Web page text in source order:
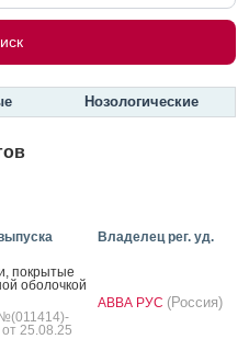
Нозологические
Владелец рег. уд.
пок­ры­тые
обо­лоч­кой
25.08.25
АВВА РУС (Россия)